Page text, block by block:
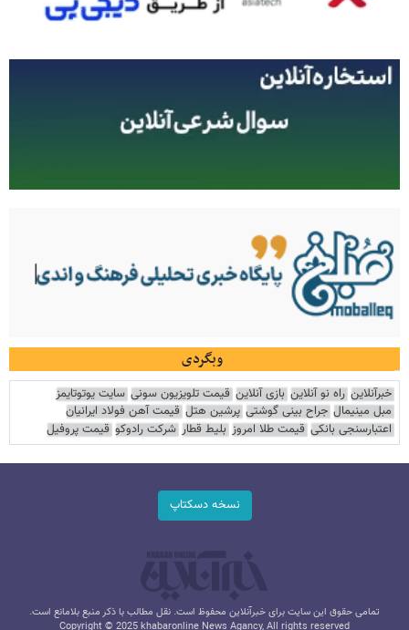
وبگردی
خبرآنلاین راه نو آنلاین بازی آنلاین قیمت تلویزیون سونی سایت یوتوتایمز
مبل مینیمال جراح بینی گوشتی پرشین هتل قیمت آهن فولاد ایرانیان
اعتبارسنجی بانکی قیمت طلا امروز بلیط قطار شرکت رادوکو قیمت پروفیل
نسخه دسکتاپ
تمامی حقوق این سایت برای خبرآنلاین محفوظ است. نقل مطالب با ذکر منبع بلامانع است.